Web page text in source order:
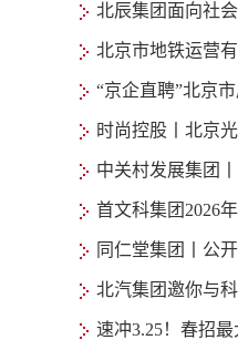
北辰集团面向社
北京市地铁运营
“京企直聘”北京
时尚控股丨北京
中关村发展集团
首文科集团2026
同仁堂集团丨公
北汽集团邀你与
速冲3.25！春招